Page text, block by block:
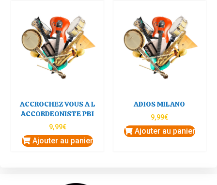
ACCROCHEZ VOUS A L
ACCORDEONISTE PBI
9,99€
Ajouter au panier
ADIOS MILANO
9,99€
Ajouter au panier